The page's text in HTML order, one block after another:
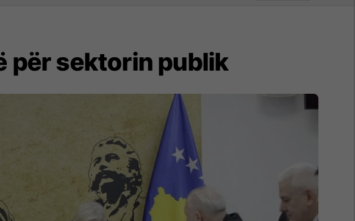
për sektorin publik